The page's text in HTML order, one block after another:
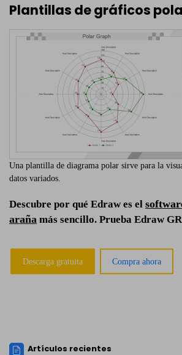
Plantillas de gráficos
Una plantilla de diagrama polar sirve para la
datos variados.
Descubre por qué Edraw es el
araña más sencillo. Prueba Edraw
Descarga gratuita Compra ahora
Artículos recientes